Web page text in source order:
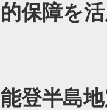
的保障を
能登半島